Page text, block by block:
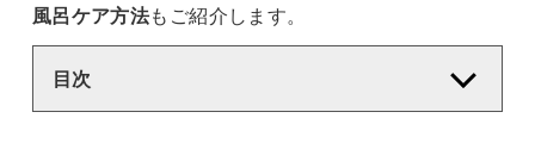
風呂ケア方法もご紹介します。
目次